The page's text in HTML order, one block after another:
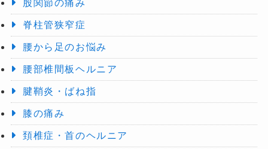
股関節の痛み
脊柱管狭窄症
腰から足のお悩み
腰部椎間板ヘルニア
腱鞘炎・ばね指
膝の痛み
頚椎症・首のヘルニア